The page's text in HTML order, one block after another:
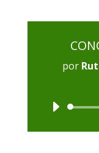
por